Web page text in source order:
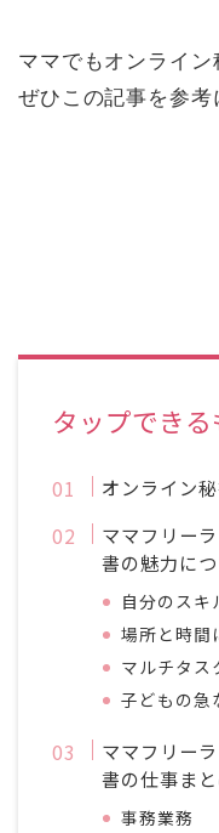
ママでもオンライン
ぜひこの記事を参考
タップできる
オンライン
ママフリー
書の魅力に
自分のスキ
場所と時間
マルチタス
子どもの急
ママフリー
書の仕事ま
事務業務